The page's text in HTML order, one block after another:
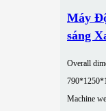
Máy
sáng
Overall
Machine